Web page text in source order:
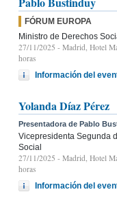
FÓRUM EUROPA
Ministro de Derechos
27/11/2025 - Madrid, Hotel
horas
Información del
Yolanda Díaz Pérez
Presentadora de Pablo
Vicepresidenta Segunda
Social
27/11/2025 - Madrid, Hotel
horas
Información del